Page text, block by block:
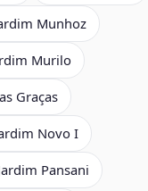
Munhoz
Murilo
Graças
Novo I
Pansani